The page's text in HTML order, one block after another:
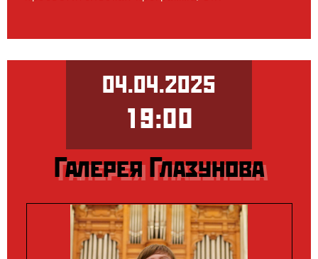
04.04.2025
19:00
Галерея Глазунова